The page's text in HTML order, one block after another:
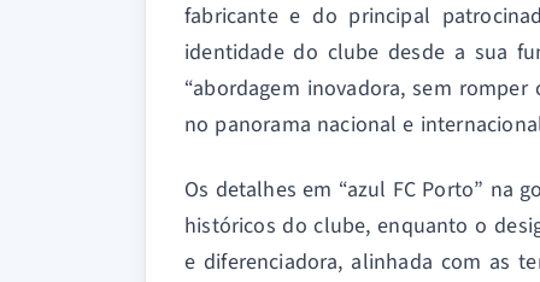
fabricante e do principal
identidade do clube desde a sua
“abordagem inovadora, sem
no panorama nacional e
Os detalhes em “azul FC Porto” na
históricos do clube, enquanto o
e diferenciadora, alinhada com as